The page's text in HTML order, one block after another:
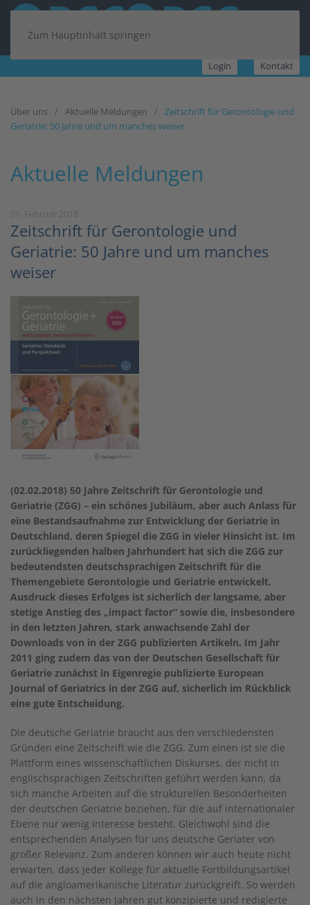
Zum Hauptinhalt springen
Login Kontakt
Über uns Aktuelle Meldungen
Zeitschrift für Gerontologie und
Geriatrie: 50 Jahre und um manches weiser
Aktuelle Meldungen
Zeitschrift für Gerontologie und
Geriatrie: 50 Jahre und um manches
weiser
(02.02.2018) 50 Jahre Zeitschrift für Gerontologie und
Geriatrie (ZGG) – ein schönes Jubiläum, aber auch Anlass für
eine Bestandsaufnahme zur Entwicklung der Geriatrie in
Deutschland, deren Spiegel die ZGG in vieler Hinsicht ist. Im
zurückliegenden halben Jahrhundert hat sich die ZGG zur
bedeutendsten deutschsprachigen Zeitschrift für die
Themengebiete Gerontologie und Geriatrie entwickelt.
Ausdruck dieses Erfolges ist sicherlich der langsame, aber
stetige Anstieg des „impact factor“ sowie die, insbesondere
in den letzten Jahren, stark anwachsende Zahl der
Downloads von in der ZGG publizierten Artikeln. Im Jahr
2011 ging zudem das von der Deutschen Gesellschaft für
Geriatrie zunächst in Eigenregie publizierte European
Journal of Geriatrics in der ZGG auf, sicherlich im Rückblick
eine gute Entscheidung.
Die deutsche Geriatrie braucht aus den verschiedensten
Gründen eine Zeitschrift wie die ZGG. Zum einen ist sie die
Plattform eines wissenschaftlichen Diskurses, der nicht in
englischsprachigen Zeitschriften geführt werden kann, da
sich manche Arbeiten auf die strukturellen Besonderheiten
der deutschen Geriatrie beziehen, für die auf internationaler
Ebene nur wenig Interesse besteht. Gleichwohl sind die
entsprechenden Analysen für uns deutsche Geriater von
großer Relevanz. Zum anderen können wir auch heute nicht
erwarten, dass jeder Kollege für aktuelle Fortbildungsartikel
auf die angloamerikanische Literatur zurückgreift. So werden
auch in den nächsten Jahren gut konzipierte und redigierte